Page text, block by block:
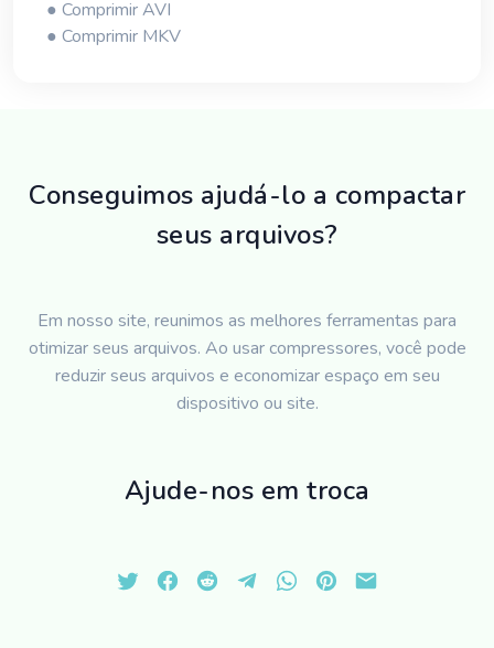
● Comprimir AVI
● Comprimir MKV
Conseguimos ajudá-lo a compactar
seus arquivos?
Em nosso site, reunimos as melhores ferramentas para
otimizar seus arquivos. Ao usar compressores, você pode
reduzir seus arquivos e economizar espaço em seu
dispositivo ou site.
Ajude-nos em troca